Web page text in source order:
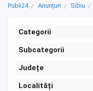
Publi24 Anunțuri Sibiu
Categorii
Subcategorii
Județe
Localități